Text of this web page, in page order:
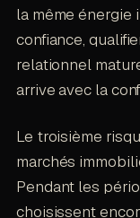
la même énergie
confiance,
relationnel
arrive avec la
Le troisième
marchés
Pendant les
choisissent